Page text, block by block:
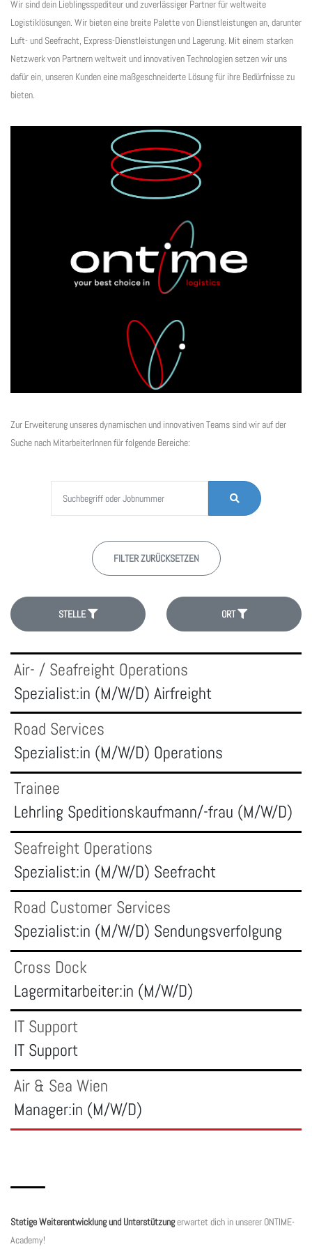
Wir sind dein Lieblingsspediteur und zuverlässiger Partner für weltweite
Logistiklösungen. Wir bieten eine breite Palette von Dienstleistungen an, darunter
Luft- und Seefracht, Express-Dienstleistungen und Lagerung. Mit einem starken
Netzwerk von Partnern weltweit und innovativen Technologien setzen wir uns
dafür ein, unseren Kunden eine maßgeschneiderte Lösung für ihre Bedürfnisse zu
bieten.
Zur Erweiterung unseres dynamischen und innovativen Teams sind wir auf der
Suche nach MitarbeiterInnen für folgende Bereiche:
Suchbegriff oder Jobnummer
STELLEN
FINDEN
FILTER ZURÜCKSETZEN
STELLE ORT
Stelle
FILTERN
Ort
Air- / Seafreight Operations
Spezialist:in (M/W/D) Airfreight
Road Services
Spezialist:in (M/W/D) Operations
Trainee
Lehrling Speditionskaufmann/-frau (M/W/D)
Seafreight Operations
Spezialist:in (M/W/D) Seefracht
Road Customer Services
Spezialist:in (M/W/D) Sendungsverfolgung
Cross Dock
Lagermitarbeiter:in (M/W/D)
IT Support
IT Support
Air & Sea Wien
Manager:in (M/W/D)
Stetige Weiterentwicklung und Unterstützungerwartet dich in unserer ONTIME-
Academy!